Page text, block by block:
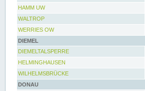
HAMM UW
WALTROP
WERRIES OW
DIEMEL
DIEMELTALSPERRE
HELMINGHAUSEN
WILHELMSBRÜCKE
DONAU